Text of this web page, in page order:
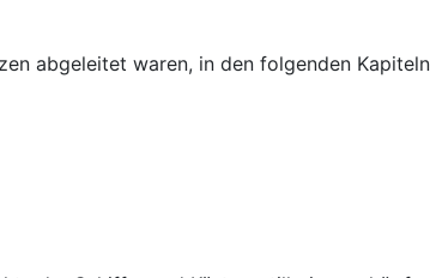
abgeleitet waren, in den folgenden